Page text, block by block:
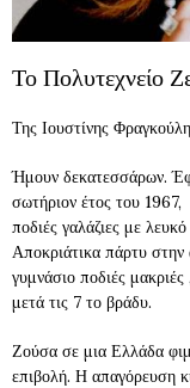
Το Πολυτεχνείο
Της Ιουστίνης
Ήμουν δεκατεσσάρων.
σωτήριον έτος του 1967,
ποδιές γαλάζιες με
Αποκριάτικα πάρτυ στην
γυμνάσιο ποδιές
μετά τις 7 το βράδυ.
Ζούσα σε μια Ελλάδα
επιβολή. Η απαγόρευση